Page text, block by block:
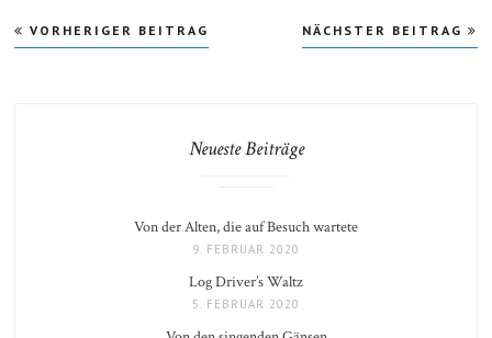
Beitragsnavigation
VORHERIGER BEITRAG NÄCHSTER BEITRAG
Neueste Beiträge
Von der Alten, die auf Besuch wartete
9. FEBRUAR 2020
Log Driver’s Waltz
5. FEBRUAR 2020